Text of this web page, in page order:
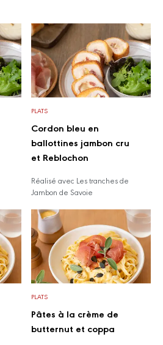
PLATS
Cordon bleu en
ballottines jambon cru
et Reblochon
Réalisé avec Les tranches de
Jambon de Savoie
PLATS
Pâtes à la crème de
butternut et coppa